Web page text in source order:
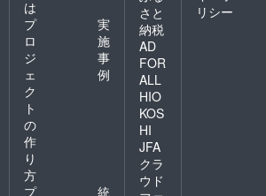
た。2015年
IQOS新発売
成功を機
に、30年の
ビジネスマ
ン生活を勇
退。
チームメン
バー全員が
は
プ
ロ
ジ
ェ
ク
ト
の
作
り
方
実
施
事
例
プ
統
さと
納税
AD
FOR
ALL
HIO
KOS
HI
JFA
クラ
ウド
リシー